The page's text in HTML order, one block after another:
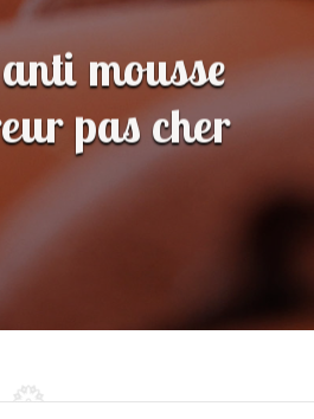
mousse
pas cher